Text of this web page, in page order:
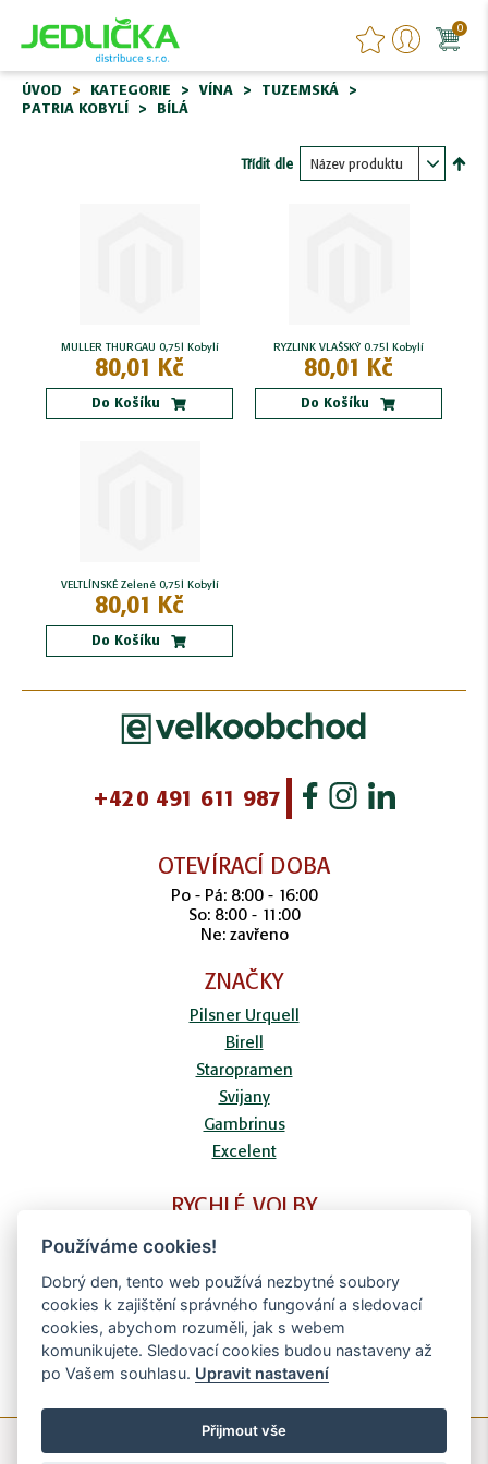
0
ÚVOD KATEGORIE VÍNA
TUZEMSKÁ
PATRIA KOBYLÍ
BÍLÁ
Třídit dle
MULLER THURGAU 0,75l Kobylí
80,01 Kč
Do Košíku
RYZLINK VLAŠSKÝ 0.75l Kobylí
80,01 Kč
Do Košíku
VELTLÍNSKÉ Zelené 0,75l Kobylí
80,01 Kč
Do Košíku
+420 491 611 987
OTEVÍRACÍ DOBA
Po - Pá: 8:00 - 16:00
So: 8:00 - 11:00
Ne: zavřeno
ZNAČKY
Pilsner Urquell
Birell
Staropramen
Svijany
Gambrinus
Excelent
RYCHLÉ VOLBY
Doprava
Obchodní podmínky
Zpracování osobních údajů
© Copyright Brighten Digital - 2020
Používáme cookies!
Dobrý den, tento web používá nezbytné soubory
cookies k zajištění správného fungování a sledovací
cookies, abychom rozuměli, jak s webem
komunikujete. Sledovací cookies budou nastaveny až
po Vašem souhlasu. Upravit nastavení
Přijmout vše